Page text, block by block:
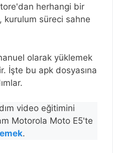
herhangi bir
kurulum süreci sahne
olarak yüklemek
İşte bu apk dosyasına
video eğitimini
Motorola Moto E5'te
.